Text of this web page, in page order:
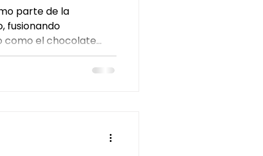
parte de la
fusionando
como el chocolate
de oro en uno de
exclusivos del